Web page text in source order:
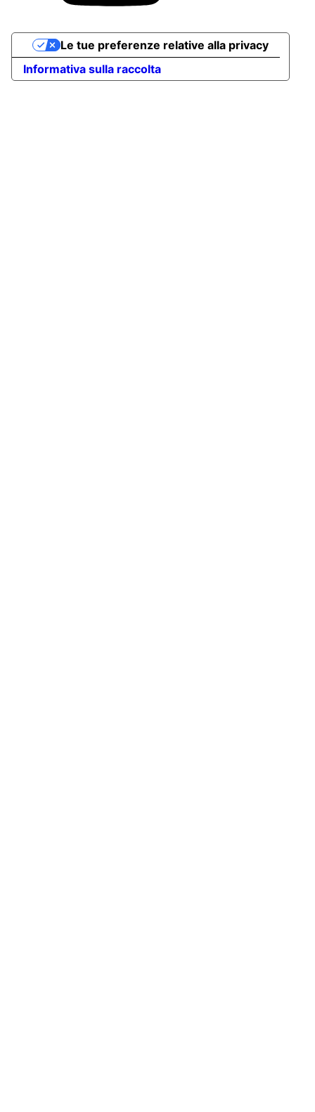
Informativa sulla raccolta
Le tue preferenze relative alla privacy